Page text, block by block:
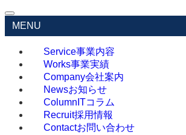
MENU
Service事業内容
Works事業実績
Company会社案内
Newsお知らせ
Column ITコラム
Recruit採用情報
Contactお問い合わせ